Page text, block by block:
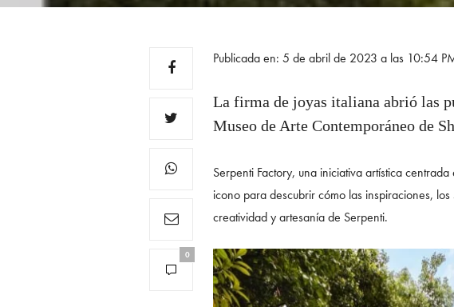
0
Publicada en: 5 de abril de 2023 a las 10:54
La firma de joyas italiana abrió las
Museo de Arte Contemporáneo de
Serpenti Factory, una iniciativa artística
icono para descubrir cómo las inspiraciones,
creatividad y artesanía de Serpenti.